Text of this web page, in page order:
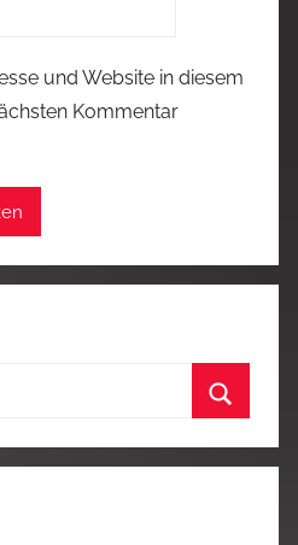
und Website in diesem
Kommentar